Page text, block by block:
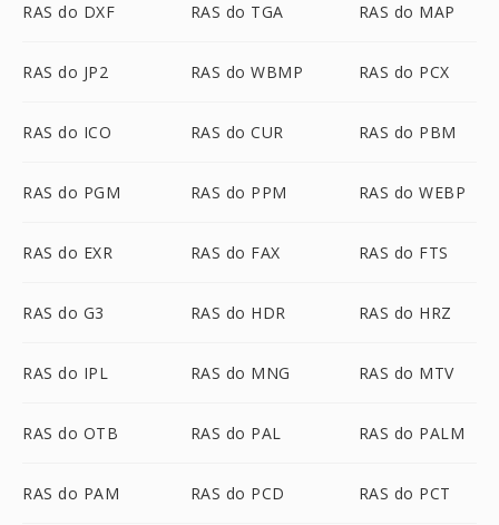
RAS do DXF RAS do TGA RAS do MAP
RAS do JP2 RAS do WBMP RAS do PCX
RAS do ICO RAS do CUR RAS do PBM
RAS do PGM RAS do PPM RAS do WEBP
RAS do EXR RAS do FAX RAS do FTS
RAS do G3 RAS do HDR RAS do HRZ
RAS do IPL RAS do MNG RAS do MTV
RAS do OTB RAS do PAL RAS do PALM
RAS do PAM RAS do PCD RAS do PCT